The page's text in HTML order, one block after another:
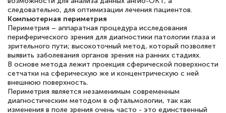
следовательно, для оптимизации лечения пациентов.
Компьютерная периметрия
Периметрия – аппаратная процедура исследования
периферического зрения для диагностики патологии глаза и
зрительного пути; высокоточный метод, который позволяет
выявить заболевания органов зрения на ранних стадиях.
В основе метода лежит проекция сферической поверхности
сетчатки на сферическую же и концентрическую с ней
внешнюю поверхность.
Периметрия является незаменимым современным
диагностическим методом в офтальмологии, так как
изменения в поле зрения очень часто - это единственный